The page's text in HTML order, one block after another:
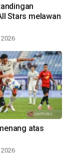
Stars melawan
atas